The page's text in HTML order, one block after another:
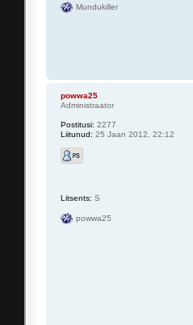
Mundukiller
powwa25
Administraator
Postitusi: 2277
Liitunud: 25 Jaan 2012, 22:12
Litsents: S
powwa25